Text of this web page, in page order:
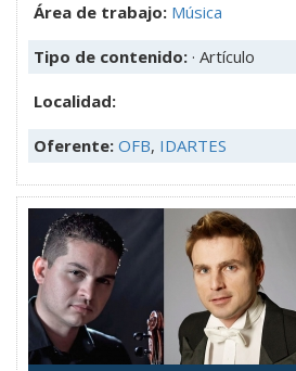
Área de trabajo: Música
Tipo de contenido: · Artículo
Localidad:
Oferente: OFB, IDARTES